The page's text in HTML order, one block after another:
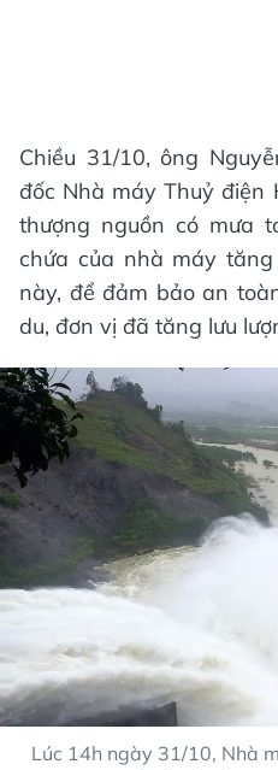
Chiều 31/10, ông
đốc Nhà máy Thuỷ điện
thượng nguồn có mưa
chứa của nhà máy
này, để đảm bảo an
du, đơn vị đã tăng lưu
Lúc 14h ngày 31/10, Nhà